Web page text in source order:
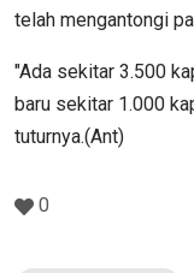
telah mengantongi
"Ada sekitar 3.500
baru sekitar 1.000
tuturnya.(Ant)
0